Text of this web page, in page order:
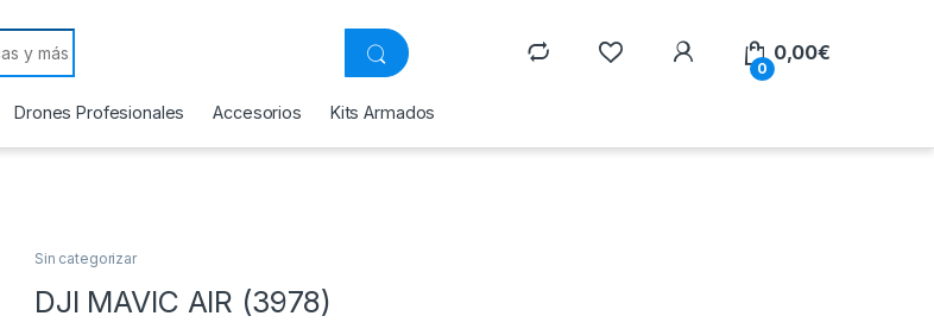
0
0,00€
Drones Profesionales Accesorios Kits Armados
Sin categorizar
DJI MAVIC AIR (3978)